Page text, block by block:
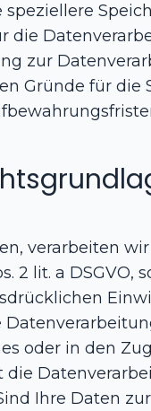
die
zur
Gründe für die
verarbeiten
2 lit. a
oder in den
Ihre Daten